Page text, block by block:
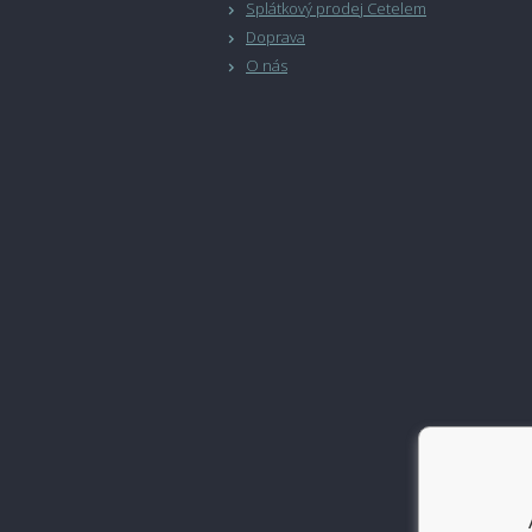
Splátkový prodej Cetelem
Doprava
O nás